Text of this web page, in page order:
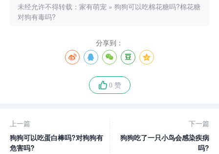
未经允许不得转载： 家有萌宠 » 狗狗可以吃棉花糖吗?棉花糖
对狗有毒吗?
分享到：
0 赞
上一篇
狗狗可以吃蛋白棒吗?对狗狗有
危害吗?
下一篇
狗狗吃了一只小鸟会感染疾病
吗?